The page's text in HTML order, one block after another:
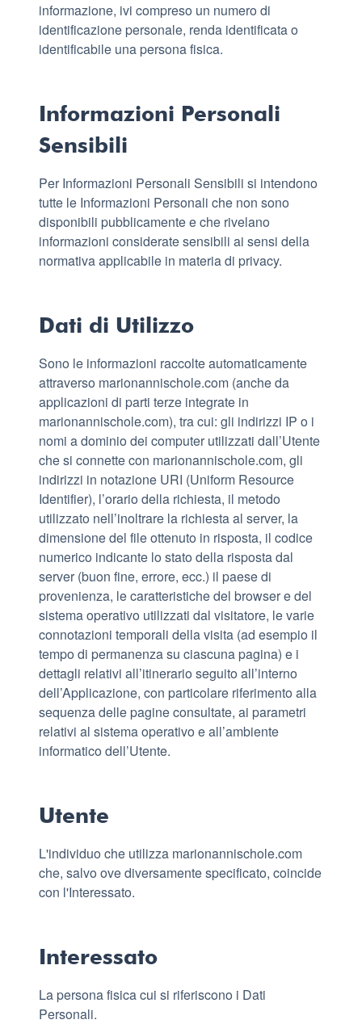
informazione, ivi compreso un numero di
identificazione personale, renda identificata o
identificabile una persona fisica.
Informazioni Personali
Sensibili
Per Informazioni Personali Sensibili si intendono
tutte le Informazioni Personali che non sono
disponibili pubblicamente e che rivelano
informazioni considerate sensibili ai sensi della
normativa applicabile in materia di privacy.
Dati di Utilizzo
Sono le informazioni raccolte automaticamente
attraverso marionannischole.com (anche da
applicazioni di parti terze integrate in
marionannischole.com), tra cui: gli indirizzi IP o i
nomi a dominio dei computer utilizzati dall’Utente
che si connette con marionannischole.com, gli
indirizzi in notazione URI (Uniform Resource
Identifier), l’orario della richiesta, il metodo
utilizzato nell’inoltrare la richiesta al server, la
dimensione del file ottenuto in risposta, il codice
numerico indicante lo stato della risposta dal
server (buon fine, errore, ecc.) il paese di
provenienza, le caratteristiche del browser e del
sistema operativo utilizzati dal visitatore, le varie
connotazioni temporali della visita (ad esempio il
tempo di permanenza su ciascuna pagina) e i
dettagli relativi all’itinerario seguito all’interno
dell’Applicazione, con particolare riferimento alla
sequenza delle pagine consultate, ai parametri
relativi al sistema operativo e all’ambiente
informatico dell’Utente.
Utente
L'individuo che utilizza marionannischole.com
che, salvo ove diversamente specificato, coincide
con l'Interessato.
Interessato
La persona fisica cui si riferiscono i Dati
Personali.